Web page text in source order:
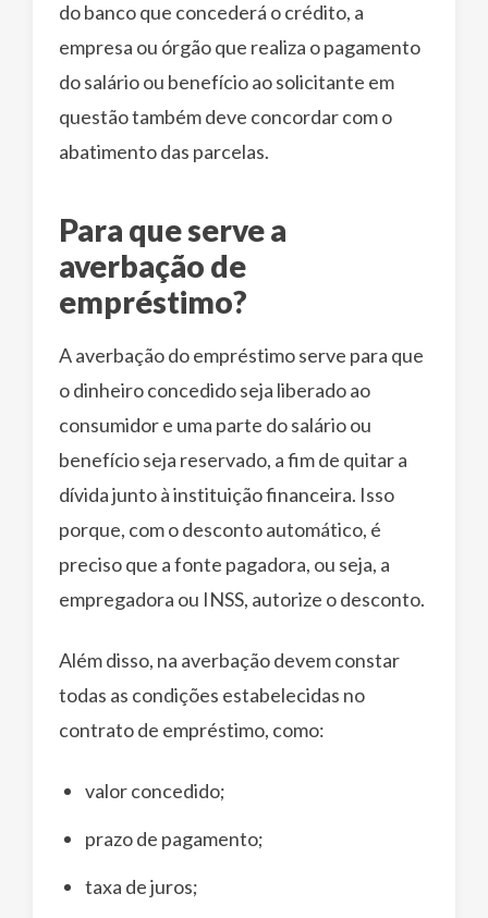
do banco que concederá o crédito, a
empresa ou órgão que realiza o pagamento
do salário ou benefício ao solicitante em
questão também deve concordar com o
abatimento das parcelas.
Para que serve a
averbação de
empréstimo?
A averbação do empréstimo serve para que
o dinheiro concedido seja liberado ao
consumidor e uma parte do salário ou
benefício seja reservado, a fim de quitar a
dívida junto à instituição financeira. Isso
porque, com o desconto automático, é
preciso que a fonte pagadora, ou seja, a
empregadora ou INSS, autorize o desconto.
Além disso, na averbação devem constar
todas as condições estabelecidas no
contrato de empréstimo, como:
valor concedido;
prazo de pagamento;
taxa de juros;